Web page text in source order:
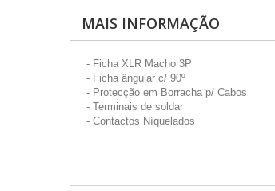
MAIS INFORMAÇÃO
- Ficha XLR Macho 3P
- Ficha ângular c/ 90º
- Protecção em Borracha p/ Cabos
- Terminais de soldar
- Contactos Níquelados